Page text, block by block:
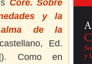
Core. Sobre
y la
alma de la
Ed.
Como en